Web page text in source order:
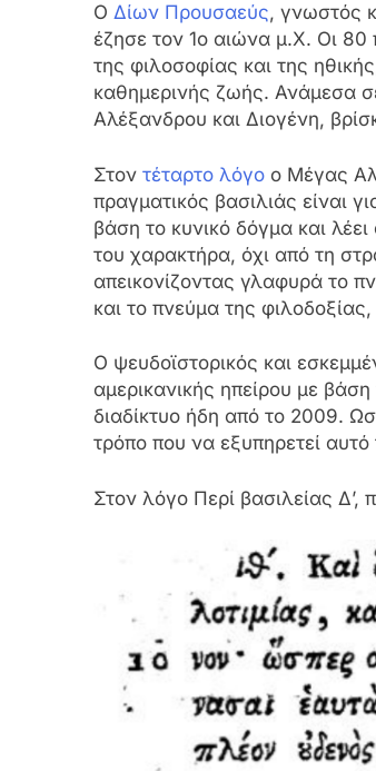
Ο Δίων Προυσαεύς, γνωστός
έζησε τον 1ο αιώνα μ.Χ. Οι 80
της φιλοσοφίας και της
καθημερινής ζωής. Ανάμεσα
Αλέξανδρου και Διογένη,
Στον τέταρτο λόγο ο Μέγας
πραγματικός βασιλιάς είναι
βάση το κυνικό δόγμα και λέει
του χαρακτήρα, όχι από τη
απεικονίζοντας γλαφυρά το
και το πνεύμα της
Ο ψευδοϊστορικός και
αμερικανικής ηπείρου με
διαδίκτυο ήδη από το 2009.
τρόπο που να εξυπηρετεί
Στον λόγο Περί βασιλείας